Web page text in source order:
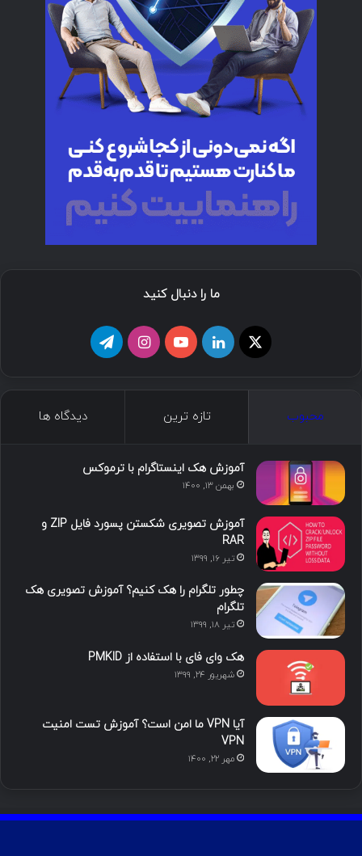
ما را دنبال کنید
د
ی
ن
و
ت
گ
ا
ا
محبوب تازه ترین دیدگاه ها
آموزش هک اینستاگرام با ترموکس
بهمن ۱۳, ۱۴۰۰
آموزش تصویری شکستن پسورد فایل ZIP و
RAR
تیر ۱۶, ۱۳۹۹
چطور تلگرام را هک کنیم؟ آموزش تصویری هک
تلگرام
تیر ۱۸, ۱۳۹۹
هک وای فای با استفاده از PMKID
شهریور ۲۴, ۱۳۹۹
آیا VPN ما امن است؟ آموزش تست امنیت
VPN
مهر ۲۲, ۱۴۰۰